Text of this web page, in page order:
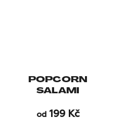
POPCORN
SALAMI
od199 Kč